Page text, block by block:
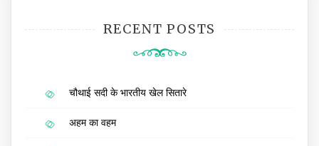
RECENT POSTS
चौथाई सदी के भारतीय खेल सितारे
अहम का वहम